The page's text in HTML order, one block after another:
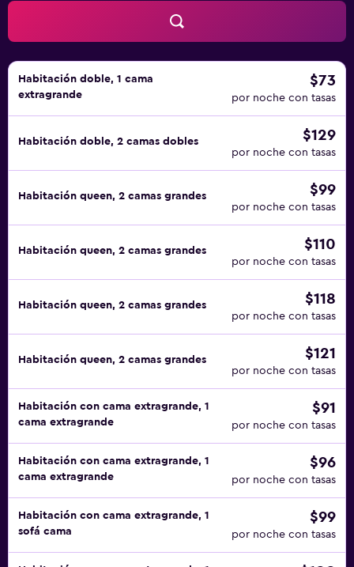
Habitación doble, 1 cama
extragrande
$73
por noche con tasas
Habitación doble, 2 camas dobles $129
por noche con tasas
Habitación queen, 2 camas grandes $99
por noche con tasas
Habitación queen, 2 camas grandes $110
por noche con tasas
Habitación queen, 2 camas grandes $118
por noche con tasas
Habitación queen, 2 camas grandes $121
por noche con tasas
Habitación con cama extragrande, 1
cama extragrande
$91
por noche con tasas
Habitación con cama extragrande, 1
cama extragrande
$96
por noche con tasas
Habitación con cama extragrande, 1
sofá cama
$99
por noche con tasas